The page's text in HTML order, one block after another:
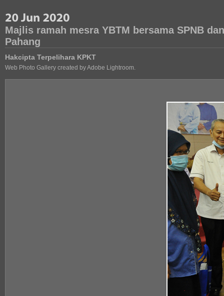
Majlis ramah mesra YBTM bersama SPNB
Pahang
Hakcipta Terpelihara KPKT
Web Photo Gallery created by Adobe Lightroom.